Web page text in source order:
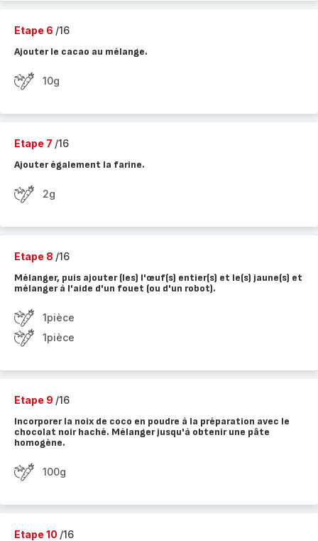
Etape 6 /16
Ajouter le cacao au mélange.
10g
Etape 7 /16
Ajouter également la farine.
2g
Etape 8 /16
Mélanger, puis ajouter (les) l'œuf(s) entier(s) et le(s) jaune(s) et
mélanger à l'aide d'un fouet (ou d'un robot).
1pièce
1pièce
Etape 9 /16
Incorporer la noix de coco en poudre à la préparation avec le
chocolat noir haché. Mélanger jusqu'à obtenir une pâte
homogène.
100g
Etape 10 /16